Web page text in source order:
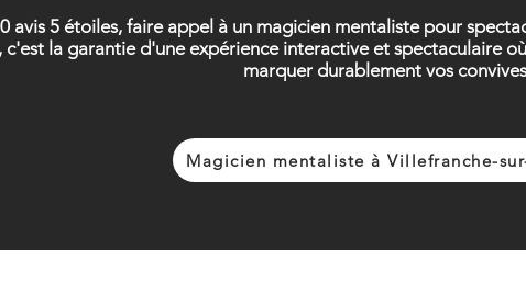
avis 5 étoiles, faire appel à un magicien mentaliste pour
c'est la garantie d'une expérience interactive et spectaculaire
marquer durablement vos
Magicien mentaliste à Villefranche-